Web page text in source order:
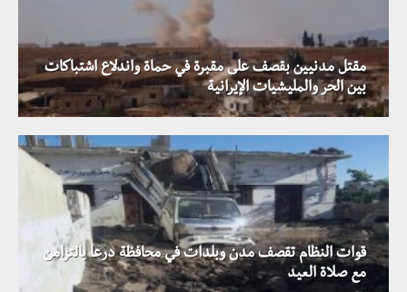
مقتل مدنيين بقصف على مقبرة في حماة واندلاع اشتباكات
بين الحر والمليشيات الإيرانية
قوات النظام تقصف مدن وبلدات في محافظة درعا بالتزامن
مع صلاة العيد